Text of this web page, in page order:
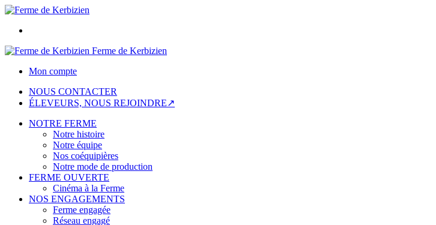
Ferme de Kerbizien
Mon compte
NOUS CONTACTER
ÉLEVEURS, NOUS REJOINDRE↗
NOTRE FERME
Notre histoire
Notre équipe
Nos coéquipières
Notre mode de production
FERME OUVERTE
Cinéma à la Ferme
NOS ENGAGEMENTS
Ferme engagée
Réseau engagé